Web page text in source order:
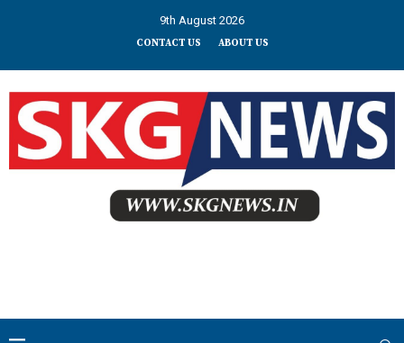
9th August 2026
CONTACT US ABOUT US